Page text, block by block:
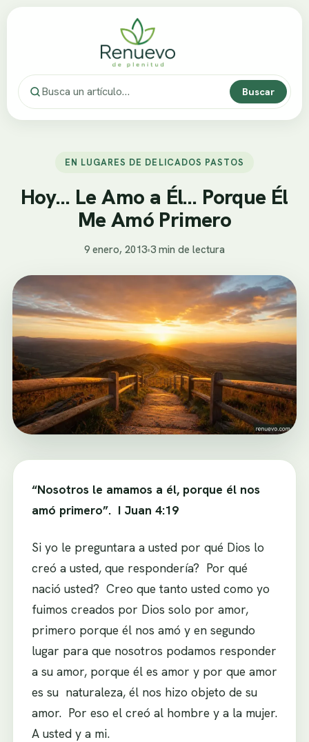
Buscar
EN LUGARES DE DELICADOS PASTOS
Hoy… Le Amo a Él… Porque Él
Me Amó Primero
9 enero, 2013•3 min de lectura
“Nosotros le amamos a él, porque él nos
amó primero”. I Juan 4:19
Si yo le preguntara a usted por qué Dios lo
creó a usted, que respondería? Por qué
nació usted? Creo que tanto usted como yo
fuimos creados por Dios solo por amor,
primero porque él nos amó y en segundo
lugar para que nosotros podamos responder
a su amor, porque él es amor y por que amor
es su naturaleza, él nos hizo objeto de su
amor. Por eso el creó al hombre y a la mujer.
A usted y a mi.